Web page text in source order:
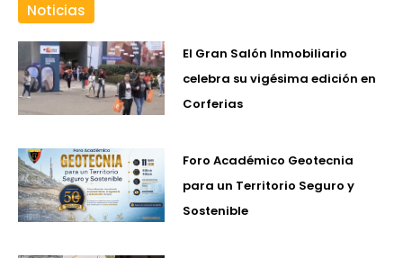
Noticias
El Gran Salón Inmobiliario
celebra su vigésima edición en
Corferias
Foro Académico Geotecnia
para un Territorio Seguro y
Sostenible